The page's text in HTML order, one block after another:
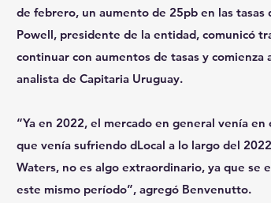
de febrero, un aumento de 25pb en las
Powell, presidente de la entidad, comunicó
continuar con aumentos de tasas y
analista de Capitaria Uruguay.
“Ya en 2022, el mercado en general venía
que venía sufriendo dLocal a lo largo del
Waters, no es algo extraordinario, ya que se
este mismo período”, agregó Benvenutto.